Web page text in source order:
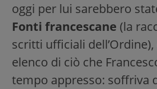
oggi per lui sarebbero
Fonti francescane (la
scritti ufficiali
elenco di ciò che
tempo appresso: soffriva